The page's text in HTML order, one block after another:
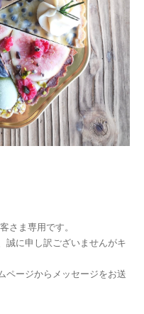
さま専用です。
誠に申し訳ございませんがキ
ページからメッセージをお送